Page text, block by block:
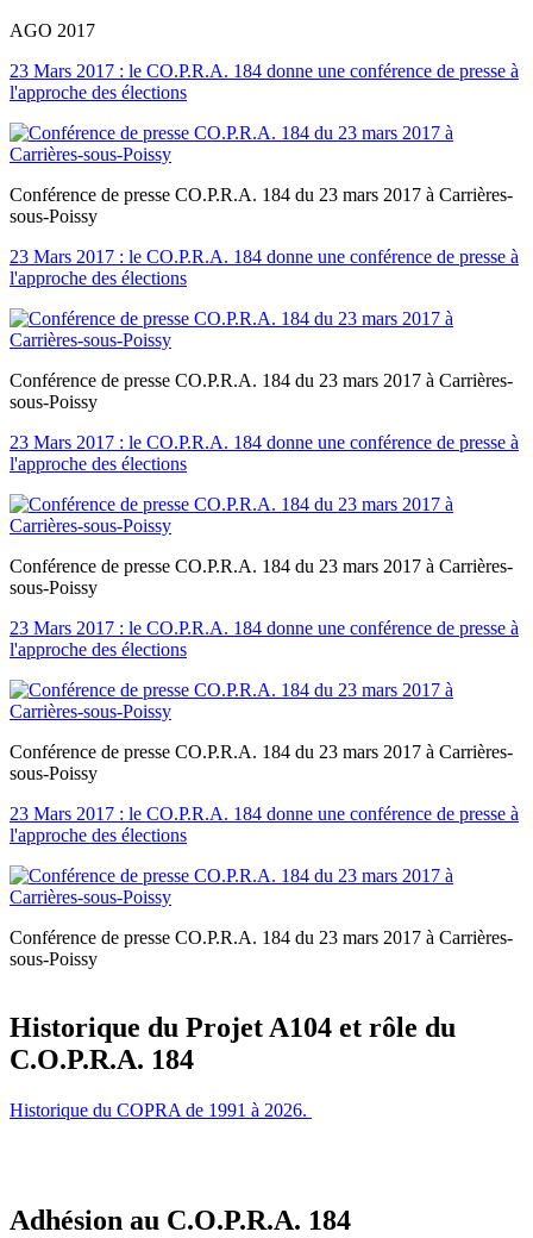
AGO 2017
23 Mars 2017 : le CO.P.R.A. 184 donne une conférence de presse à
l'approche des élections
Conférence de presse CO.P.R.A. 184 du 23 mars 2017 à Carrières-
sous-Poissy
23 Mars 2017 : le CO.P.R.A. 184 donne une conférence de presse à
l'approche des élections
Conférence de presse CO.P.R.A. 184 du 23 mars 2017 à Carrières-
sous-Poissy
23 Mars 2017 : le CO.P.R.A. 184 donne une conférence de presse à
l'approche des élections
Conférence de presse CO.P.R.A. 184 du 23 mars 2017 à Carrières-
sous-Poissy
23 Mars 2017 : le CO.P.R.A. 184 donne une conférence de presse à
l'approche des élections
Conférence de presse CO.P.R.A. 184 du 23 mars 2017 à Carrières-
sous-Poissy
23 Mars 2017 : le CO.P.R.A. 184 donne une conférence de presse à
l'approche des élections
Conférence de presse CO.P.R.A. 184 du 23 mars 2017 à Carrières-
sous-Poissy
Historique du Projet A104 et rôle du
C.O.P.R.A. 184
Historique du COPRA de 1991 à 2026.
Adhésion au C.O.P.R.A. 184